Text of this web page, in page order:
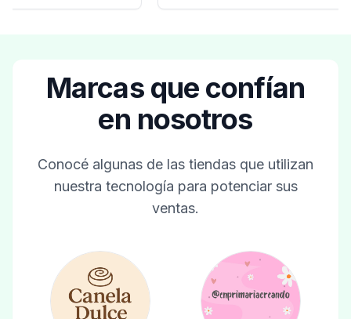
Marcas que confían
en nosotros
Conocé algunas de las tiendas que utilizan
nuestra tecnología para potenciar sus
ventas.